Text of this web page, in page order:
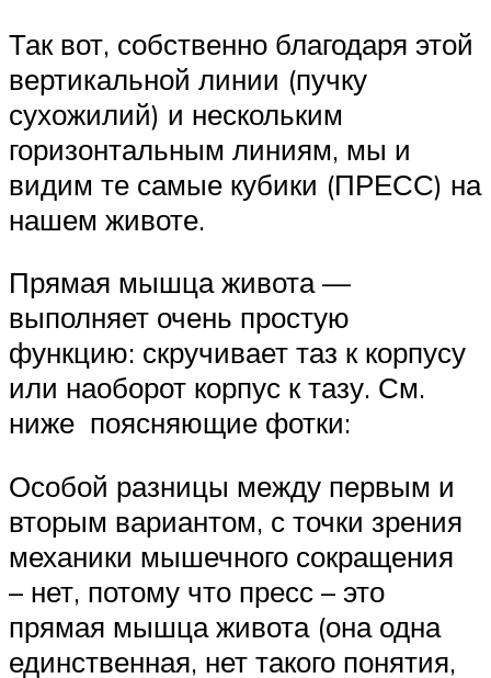
Так вот, собственно благодаря этой
вертикальной линии (пучку
сухожилий) и нескольким
горизонтальным линиям, мы и
видим те самые кубики (ПРЕСС) на
нашем животе.
Прямая мышца живота —
выполняет очень простую
функцию: скручивает таз к корпусу
или наоборот корпус к тазу. См.
ниже поясняющие фотки:
Особой разницы между первым и
вторым вариантом, с точки зрения
механики мышечного сокращения
– нет, потому что пресс – это
прямая мышца живота (она одна
единственная, нет такого понятия,